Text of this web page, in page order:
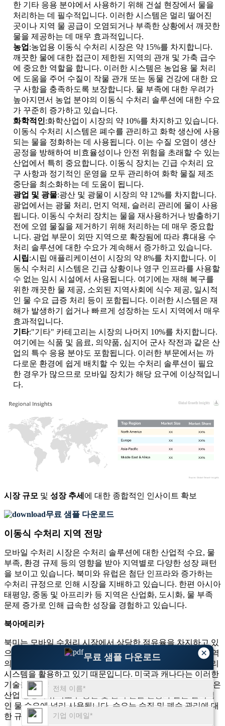
×
무료 샘플 다운로드
한 기타 응용 분야에서 사용하기 위해 건설 현장에서 물을
처리하는 데 필수적입니다. 이러한 시스템은 멀리 떨어진
곳이나 지역 물 공급이 오염되거나 부족한 상황에서 깨끗한
물을 제공하는 데 매우 효과적입니다.
농업 :농업용 이동식 수처리 시장은 약 15%를 차지합니다.
깨끗한 물에 대한 접근이 제한된 지역의 관개 및 가축 급수
에 중요한 역할을 합니다. 이러한 시스템은 농업용 물 처리
에 도움을 주어 수질이 작물 관개 또는 동물 건강에 대한 요
구 사항을 충족하도록 보장합니다. 물 부족에 대한 우려가
높아지면서 농업 분야의 이동식 수처리 솔루션에 대한 수요
가 꾸준히 증가하고 있습니다.
화학적인:화학산업이 시장의 약 10%를 차지하고 있습니다.
이동식 수처리 시스템은 폐수를 관리하고 화학 생산에 사용
되는 물을 정화하는 데 사용됩니다. 이는 수질 오염이 생산
공정을 방해하여 비효율성이나 안전 위험을 초래할 수 있는
산업에서 특히 중요합니다. 이동식 장치는 긴급 수처리 요
구 사항과 정기적인 운영을 모두 관리하여 화학 물질 제조
중단을 최소화하는 데 도움이 됩니다.
광업 및 광물:광산 및 광물이 시장의 약 12%를 차지합니다.
광업에서는 광물 처리, 먼지 억제, 슬러리 관리에 물이 사용
됩니다. 이동식 수처리 장치는 물을 재사용하거나 방출하기
전에 오염 물질을 제거하기 위해 처리하는 데 매우 중요합
니다. 광업 부문이 외딴 지역으로 확장됨에 따라 휴대용 수
처리 솔루션에 대한 수요가 계속해서 증가하고 있습니다.
시립:시립 애플리케이션이 시장의 약 8%를 차지합니다. 이
동식 수처리 시스템은 긴급 상황이나 영구 인프라를 사용할
수 없는 임시 시설에서 사용됩니다. 여기에는 재해 복구를
위한 깨끗한 물 제공, 소외된 지역사회에 식수 제공, 일시적
인 물 수요 급증 처리 등이 포함됩니다. 이러한 시스템은 재
해가 발생하기 쉽거나 빠르게 성장하는 도시 지역에서 매우
효과적입니다.
기타:"기타" 카테고리는 시장의 나머지 10%를 차지합니다.
여기에는 식품 및 음료, 의약품, 심지어 군사 작전과 같은 산
업의 특수 응용 분야도 포함됩니다. 이러한 부문에서는 까
다로운 환경에 쉽게 배치할 수 있는 수처리 솔루션이 필요
한 경우가 많으므로 모바일 장치가 해당 요구에 이상적입니
다.
XX%
XX
XX%
XX
XX%
XX
XX%
XX
시장 규모 및 성장 추세 에 대한 종합적인 인사이트 확보
무료 샘플 다운로드
이동식 수처리 지역 전망
모바일 수처리 시장은 수처리 솔루션에 대한 산업적 수요, 물
부족, 환경 규제 등의 영향을 받아 지역별로 다양한 성장 패턴
을 보이고 있습니다. 북미와 유럽은 첨단 인프라와 증가하는
수처리 규정으로 인해 시장을 지배하고 있습니다. 한편 아시아
태평양, 중동 및 아프리카 등 지역은 산업화, 도시화, 물 부족
문제 증가로 인해 급속한 성장을 경험하고 있습니다.
북아메리카
북미는 모바일 수처리 시장에서 상당한 점유율을 차지하고 있
으며, 이는 전 세계 시장의 약 40%를 차지합니다. 이는 이 지역
의 발전, 건설, 농업 분야의 확고한 산업이 모두 모바일 수처리
시스템을 활용하고 있기 때문입니다. 미국과 캐나다는 이러한
기술을 채택하는 데 앞장서고 있으며, 모바일 수처리 솔루션은
산업 공장의 유지보수 중단 및 원격 건설 현장과 같은 일시적
인 물 수요에 널리 사용됩니다. 수요는 수질 및 폐수 관리에 대
한 규제 요건에 의해서도 주도되고 있습니다.